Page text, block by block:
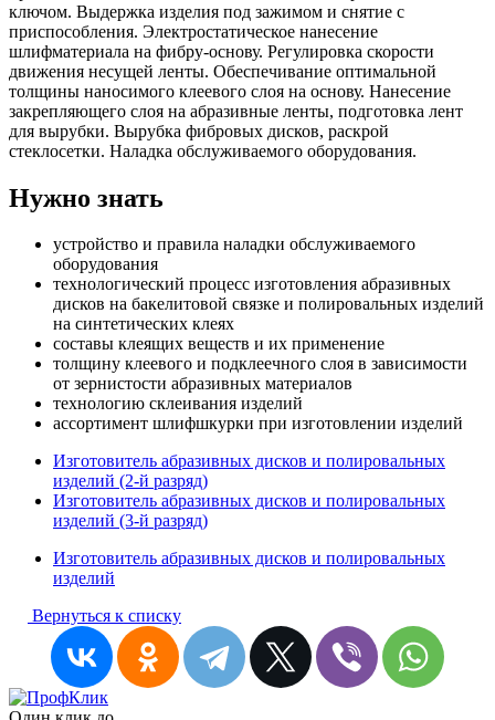
ключом. Выдержка изделия под зажимом и снятие с
приспособления. Электростатическое нанесение
шлифматериала на фибру-основу. Регулировка скорости
движения несущей ленты. Обеспечивание оптимальной
толщины наносимого клеевого слоя на основу. Нанесение
закрепляющего слоя на абразивные ленты, подготовка лент
для вырубки. Вырубка фибровых дисков, раскрой
стеклосетки. Наладка обслуживаемого оборудования.
Нужно знать
устройство и правила наладки обслуживаемого
оборудования
технологический процесс изготовления абразивных
дисков на бакелитовой связке и полировальных изделий
на синтетических клеях
составы клеящих веществ и их применение
толщину клеевого и подклеечного слоя в зависимости
от зернистости абразивных материалов
технологию склеивания изделий
ассортимент шлифшкурки при изготовлении изделий
Изготовитель абразивных дисков и полировальных
изделий (2-й разряд)
Изготовитель абразивных дисков и полировальных
изделий (3-й разряд)
Изготовитель абразивных дисков и полировальных
изделий
Вернуться к списку